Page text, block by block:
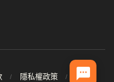
隱私權政策